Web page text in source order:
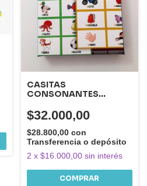
CASITAS
CONSONANTES
$32.000,00
$28.800,00 con
Transferencia o depósito
2 x $16.000,00 sin interés